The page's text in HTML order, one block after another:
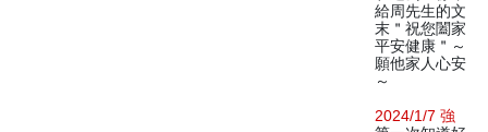
給周先生的文
末＂祝您闔家
平安健康＂～
願他家人心安
～
2024/1/7 強